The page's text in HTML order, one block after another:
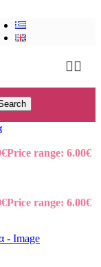
€Price range: 6.00€
€Price range: 6.00€